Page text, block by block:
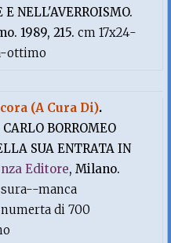
NELL'AVERROISMO.
1989, 215.cm 17x24-
ottimo
(A Cura Di).
BORROMEO
SUA ENTRATA IN
Editore, Milano.
manca
di 700